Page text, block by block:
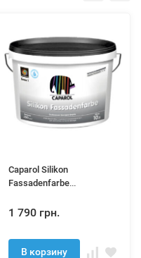
Caparol Silikon
Fassadenfarbe
1 790 грн.
В корзину